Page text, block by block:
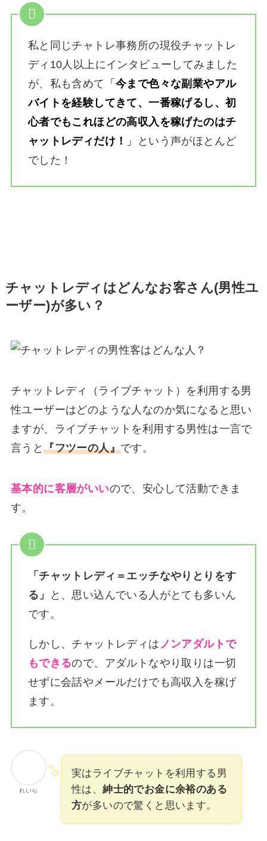
私と同じチャトレ事務所の現役チャットレ
ディ10人以上にインタビューしてみました
が、私も含めて
「今まで色々な副業やアル
バイトを経験してきて、一番稼げるし、初
心者でもこれほどの高収入を稼げたのはチ
ャットレディだけ！
」
という声がほとんど
でした！
チャットレディはどんなお客さん(男性ユ
ーザー)が多い？
チャットレディ（ライブチャット）を利用する男
性ユーザーはどのような人なのか気になると思い
ますが、ライブチャットを利用する男性は一言で
言うと『フツーの人』です。
基本的に客層がいいので、安心して活動できま
す。
「チャットレディ＝エッチなやりとりをす
る」
と、思い込んでいる人がとても多いん
です。
しかし、チャットレディは ノンアダルトで
もできるので、アダルトなやり取りは一切
せずに会話やメールだけでも高収入を稼げ
ます。
れいら
実はライブチャットを利用する男
性は、紳士的でお金に余裕のある
方が多いので驚くと思います。